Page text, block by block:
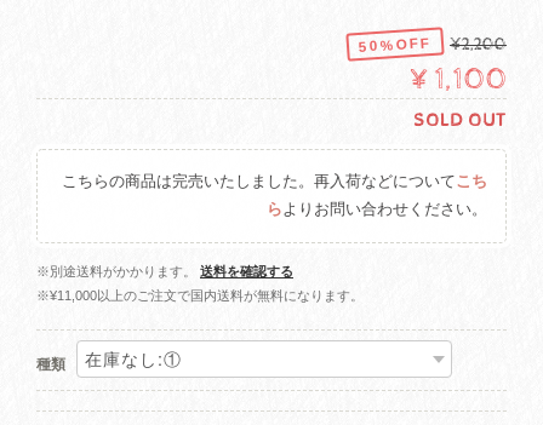
50%OFF ¥2,200
¥1,100
SOLD OUT
こちらの商品は完売いたしました。再入荷などについてこち
らよりお問い合わせください。
※別途送料がかかります。
送料を確認する
※¥11,000以上のご注文で国内送料が無料になります。
種類